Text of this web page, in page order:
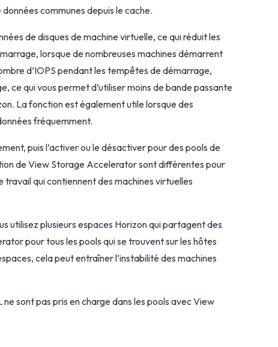
communes depuis le cache.
de disques de machine virtuelle, ce qui réduit les
lorsque de nombreuses machines démarrent
d’IOPS pendant les tempêtes de démarrage,
ce qui vous permet d’utiliser moins de bande passante
La fonction est également utile lorsque des
fréquemment.
puis l’activer ou le désactiver pour des pools de
de View Storage Accelerator sont différentes pour
travail qui contiennent des machines virtuelles
utilisez plusieurs espaces Horizon qui partagent des
pour tous les pools qui se trouvent sur les hôtes
cela peut entraîner l’instabilité des machines
sont pas pris en charge dans les pools avec View